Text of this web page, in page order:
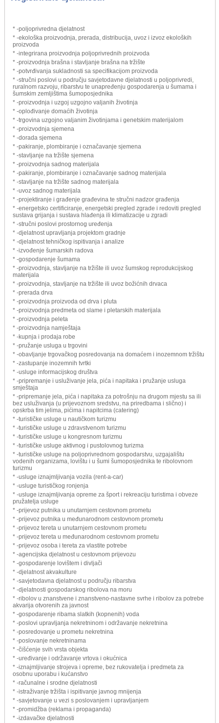
* -poljoprivredna djelatnost
* -ekološka proizvodnja, prerada, distribucija, uvoz i izvoz ekoloških
proizvoda
* -integrirana proizvodnja poljoprivrednih proizvoda
* -proizvodnja brašna i stavljanje brašna na tržište
* -potvrđivanja sukladnosti sa specifikacijom proizvoda
* -stručni poslovi u području savjetodavne djelatnosti u poljoprivredi,
ruralnom razvoju, ribarstvu te unapređenju gospodarenja u šumama i
šumskim zemljištima šumoposjednika
* -proizvodnja i uzgoj uzgojno valjanih životinja
* -oplođivanje domaćih životinja
* -trgovina uzgojno valjanim životinjama i genetskim materijalom
* -proizvodnja sjemena
* -dorada sjemena
* -pakiranje, plombiranje i označavanje sjemena
* -stavljanje na tržište sjemena
* -proizvodnja sadnog materijala
* -pakiranje, plombiranje i označavanje sadnog materijala
* -stavljanje na tržište sadnog materijala
* -uvoz sadnog materijala
* -projektiranje i građenje građevina te stručni nadzor građenja
* -energetsko certificiranje, energetski pregled zgrade i redoviti pregled
sustava grijanja i sustava hlađenja ili klimatizacije u zgradi
* -stručni poslovi prostornog uređenja
* -djelatnost upravljanja projektom gradnje
* -djelatnost tehničkog ispitivanja i analize
* -izvođenje šumarskih radova
* -gospodarenje šumama
* -proizvodnja, stavljanje na tržište ili uvoz šumskog reprodukcijskog
materijala
* -proizvodnja, stavljanje na tržište ili uvoz božićnih drvaca
* -prerada drva
* -proizvodnja proizvoda od drva i pluta
* -proizvodnja predmeta od slame i pletarskih materijala
* -proizvodnja peleta
* -proizvodnja namještaja
* -kupnja i prodaja robe
* -pružanje usluga u trgovini
* -obavljanje trgovačkog posredovanja na domaćem i inozemnom tržištu
* -zastupanje inozemnih tvrtki
* -usluge informacijskog društva
* -pripremanje i usluživanje jela, pića i napitaka i pružanje usluga
smještaja
* -pripremanje jela, pića i napitaka za potrošnju na drugom mjestu sa ili
bez usluživanja (u prijevoznom sredstvu, na priredbama i slično) i
opskrba tim jelima, pićima i napitcima (catering)
* -turističke usluge u nautičkom turizmu
* -turističke usluge u zdravstvenom turizmu
* -turističke usluge u kongresnom turizmu
* -turističke usluge aktivnog i pustolovnog turizma
* -turističke usluge na poljoprivrednom gospodarstvu, uzgajalištu
vodenih organizama, lovištu i u šumi šumoposjednika te ribolovnom
turizmu
* -usluge iznajmljivanja vozila (rent-a-car)
* -usluge turističkog ronjenja
* -usluge iznajmljivanja opreme za šport i rekreaciju turistima i obveze
pružatelja usluge
* -prijevoz putnika u unutarnjem cestovnom prometu
* -prijevoz putnika u međunarodnom cestovnom prometu
* -prijevoz tereta u unutarnjem cestovnom prometu
* -prijevoz tereta u međunarodnom cestovnom prometu
* -prijevoz osoba i tereta za vlastite potrebe
* -agencijska djelatnost u cestovnom prijevozu
* -gospodarenje lovištem i divljači
* -djelatnost akvakulture
* -savjetodavna djelatnost u području ribarstva
* -djelatnosti gospodarskog ribolova na moru
* -ribolov u znanstvene i znanstveno-nastavne svrhe i ribolov za potrebe
akvarija otvorenih za javnost
* -gospodarenje ribama slatkih (kopnenih) voda
* -poslovi upravljanja nekretninom i održavanje nekretnina
* -posredovanje u prometu nekretnina
* -poslovanje nekretninama
* -čišćenje svih vrsta objekta
* -uređivanje i održavanje vrtova i okućnica
* -iznajmljivanje strojeva i opreme, bez rukovatelja i predmeta za
osobnu uporabu i kućanstvo
* -računalne i srodne djelatnosti
* -istraživanje tržišta i ispitivanje javnog mnijenja
* -savjetovanje u vezi s poslovanjem i upravljanjem
* -promidžba (reklama i propaganda)
* -izdavačke djelatnosti